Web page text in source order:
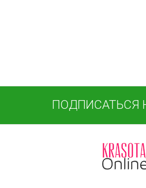
ПОДПИСАТЬСЯ